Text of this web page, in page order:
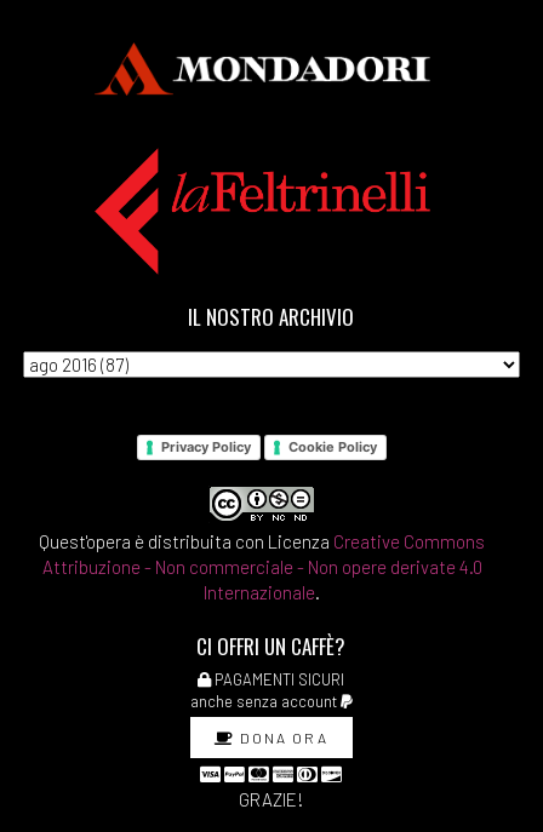
IL NOSTRO ARCHIVIO
Privacy Policy Cookie Policy
Quest'opera è distribuita con Licenza Creative Commons
Attribuzione - Non commerciale - Non opere derivate 4.0
Internazionale.
CI OFFRI UN CAFFÈ?
PAGAMENTI SICURI
anche senza account
DONA ORA
GRAZIE!